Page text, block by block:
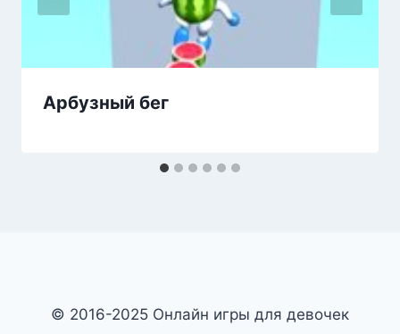
Арбузный бег
© 2016-2025 Онлайн игры для девочек